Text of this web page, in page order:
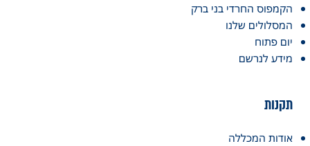
הקמפוס החרדי בני ברק
המסלולים שלנו
יום פתוח
מידע לנרשם
תקנות
אודות המכללה